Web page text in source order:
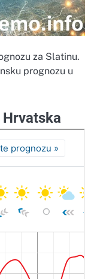
za Slatinu.
prognozu u
Hrvatska